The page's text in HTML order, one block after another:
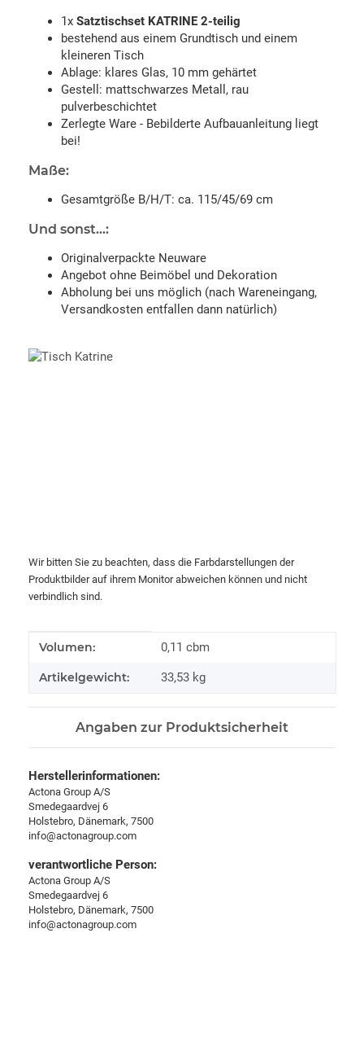
1x Satztischset KATRINE 2-teilig
bestehend aus einem Grundtisch und einem
kleineren Tisch
Ablage: klares Glas, 10 mm gehärtet
Gestell: mattschwarzes Metall, rau
pulverbeschichtet
Zerlegte Ware - Bebilderte Aufbauanleitung liegt
bei!
Maße:
Gesamtgröße B/H/T: ca. 115/45/69 cm
Und sonst...:
Originalverpackte Neuware
Angebot ohne Beimöbel und Dekoration
Abholung bei uns möglich (nach Wareneingang,
Versandkosten entfallen dann natürlich)
Wir bitten Sie zu beachten, dass die Farbdarstellungen der
Produktbilder auf ihrem Monitor abweichen können und nicht
verbindlich sind.
Produkteigenschaft
Wert
Volumen: 0,11 cbm
Artikelgewicht: 33,53 kg
Angaben zur Produktsicherheit
Herstellerinformationen:
Actona Group A/S
Smedegaardvej 6
Holstebro, Dänemark, 7500
info@actonagroup.com
verantwortliche Person:
Actona Group A/S
Smedegaardvej 6
Holstebro, Dänemark, 7500
info@actonagroup.com